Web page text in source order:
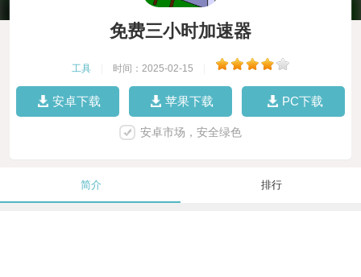
免费三小时加速器
工具 时间：2025-02-15
安卓下载 苹果下载 PC下载
安卓市场，安全绿色
简介 排行